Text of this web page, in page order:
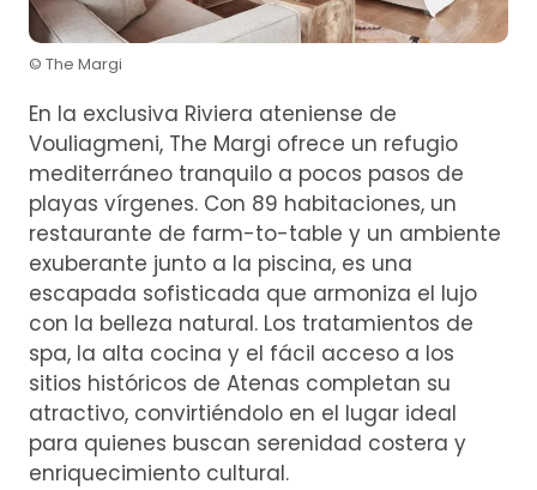
© The Margi
En la exclusiva Riviera ateniense de
Vouliagmeni, The Margi ofrece un refugio
mediterráneo tranquilo a pocos pasos de
playas vírgenes. Con 89 habitaciones, un
restaurante de farm-to-table y un ambiente
exuberante junto a la piscina, es una
escapada sofisticada que armoniza el lujo
con la belleza natural. Los tratamientos de
spa, la alta cocina y el fácil acceso a los
sitios históricos de Atenas completan su
atractivo, convirtiéndolo en el lugar ideal
para quienes buscan serenidad costera y
enriquecimiento cultural.